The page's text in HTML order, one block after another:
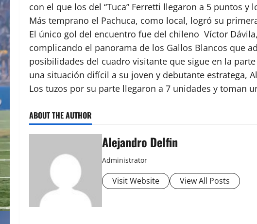
con el que los del “Tuca” Ferretti llegaron a 5 puntos y
Más temprano el Pachuca, como local, logró su
El único gol del encuentro fue del chileno Víctor
complicando el panorama de los Gallos Blancos que
posibilidades del cuadro visitante que sigue en la
una situación difícil a su joven y debutante estratega,
Los tuzos por su parte llegaron a 7 unidades y toman
ABOUT THE AUTHOR
Alejandro Delfin
Administrator
Visit Website View All Posts